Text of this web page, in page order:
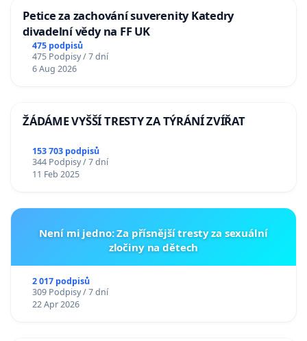
Petice za zachování suverenity Katedry
divadelní vědy na FF UK
475 podpisů
475 Podpisy / 7 dní
6 Aug 2026
ŽÁDÁME VYŠŠÍ TRESTY ZA TÝRÁNÍ ZVÍŘAT
153 703 podpisů
344 Podpisy / 7 dní
11 Feb 2025
Není mi jedno: Za přísnější tresty za sexuální
zločiny na dětech
2 017 podpisů
309 Podpisy / 7 dní
22 Apr 2026